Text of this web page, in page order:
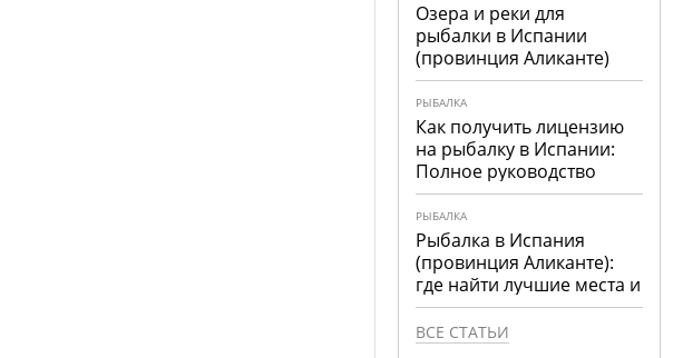
Озера и реки для
рыбалки в Испании
(провинция Аликанте)
РЫБАЛКА
Как получить лицензию
на рыбалку в Испании:
Полное руководство
РЫБАЛКА
Рыбалка в Испания
(провинция Аликанте):
где найти лучшие места и
что ловить
ВСЕ СТАТЬИ